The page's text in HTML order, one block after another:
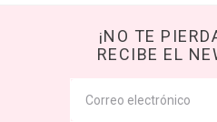
¡NO TE
RECIBE EL